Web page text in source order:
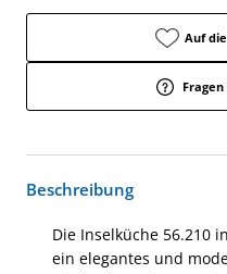
Auf
Beschreibung
Die Inselküche 56.210
ein elegantes und